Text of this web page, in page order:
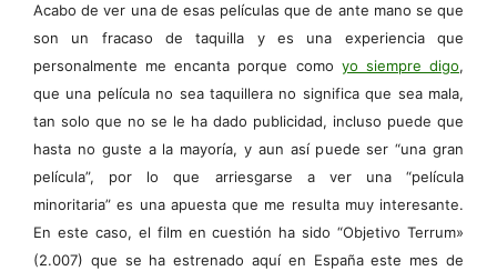
Acabo de ver una de esas películas que de ante mano se que
son un fracaso de taquilla y es una experiencia que
personalmente me encanta porque como yo siempre digo,
que una película no sea taquillera no significa que sea mala,
tan solo que no se le ha dado publicidad, incluso puede que
hasta no guste a la mayoría, y aun así puede ser “una gran
película”, por lo que arriesgarse a ver una “película
minoritaria” es una apuesta que me resulta muy interesante.
En este caso, el film en cuestión ha sido “Objetivo Terrum»
(2.007) que se ha estrenado aquí en España este mes de